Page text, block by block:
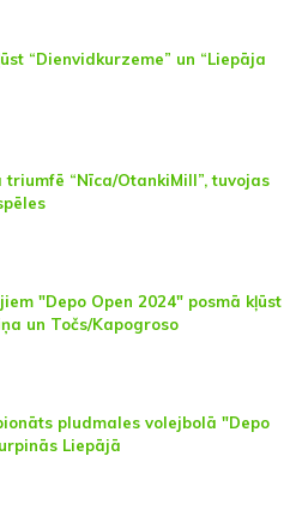
“Dienvidkurzeme” un “Liepāja
“Nīca/OtankiMill”, tuvojas
"Depo Open 2024" posmā kļūst
un Točs/Kapogroso
pludmales volejbolā "Depo
Liepājā